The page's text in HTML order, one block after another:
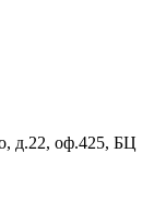
д.22, оф.425, БЦ